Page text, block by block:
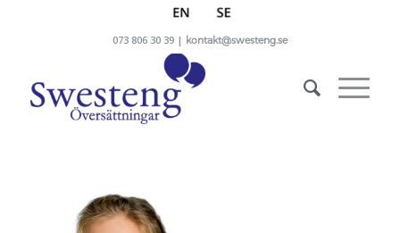
073 806 30 39 | kontakt@swesteng.se